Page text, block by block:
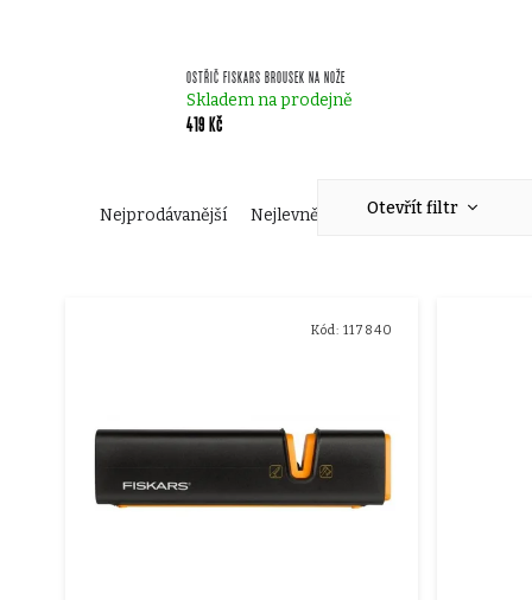
OSTŘIČ FISKARS BROUSEK NA NOŽE
Skladem na prodejně
419 Kč
Ř
n
Nejprodávanější Nejlevnější Nejdražší Abecedně
Otevřít filtr
Kód: 117840